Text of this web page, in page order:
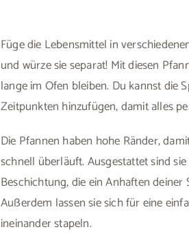
Füge die Lebensmittel in
und würze sie separat! Mit diesen
lange im Ofen bleiben. Du kannst die
Zeitpunkten hinzufügen, damit alles
Die Pfannen haben hohe Ränder,
schnell überläuft. Ausgestattet sind
Beschichtung, die ein Anhaften deiner
Außerdem lassen sie sich für eine
ineinander stapeln.